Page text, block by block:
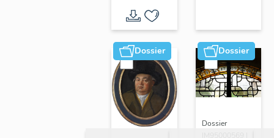
de
l'agglomération
de
Cergy-
Pontoise
Dossier Dossier
Dossier